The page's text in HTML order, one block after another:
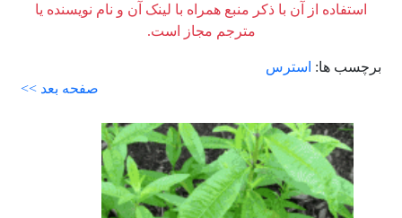
استفاده از آن با ذکر منبع همراه با لینک آن و نام نویسنده یا
مترجم مجاز است.
برچسب ها: استرس
صفحه بعد >>